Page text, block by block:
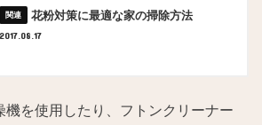
花粉対策に最適な家の掃除方法
2017.08.17
機を使用したり、フトンクリーナー